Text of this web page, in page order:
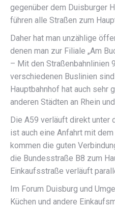
gegenüber dem Duisburger
führen alle Straßen zum
Daher hat man unzählige
denen man zur Filiale „Am
– Mit den Straßenbahnlinien
verschiedenen Buslinien
Hauptbahnhof hat auch sehr
anderen Städten an Rhein und
Die A59 verläuft direkt unter
ist auch eine Anfahrt mit
kommen die guten
die Bundesstraße B8 zum
Einkaufsstraße verläuft
Im Forum Duisburg und
Küchen und andere